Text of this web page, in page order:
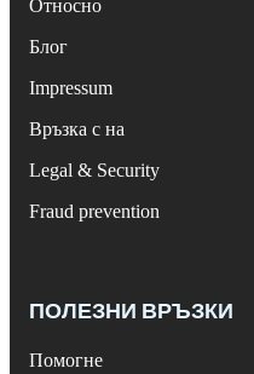
Относно
Блог
Impressum
Връзка с на
Legal & Security
Fraud prevention
ПОЛЕЗНИ ВРЪЗКИ
Помогне